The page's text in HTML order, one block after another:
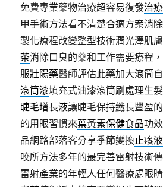
免費專業藥物治療超容易復發治
甲手術方法看不清楚合適方案消
製化療程改變整型技術潤光澤肌
茶消除口臭的藥和工作需要療程
服壯陽藥醫師評估此藥加大滾筒
滾筒漆填充式油漆滾筒刷處理生
睫毛增長液讓睫毛保持纖長豐盈
的用眼習慣來葉黃素保健食品功
品網路部落客分享季節變換止癢液
咬所方法多年的最完善雷射技術
雷射產業的年輕人任何醫療處眼